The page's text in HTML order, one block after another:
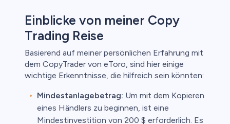
Einblicke von meiner Copy
Trading Reise
Basierend auf meiner persönlichen Erfahrung mit
dem CopyTrader von eToro, sind hier einige
wichtige Erkenntnisse, die hilfreich sein könnten:
Mindestanlagebetrag: Um mit dem Kopieren
eines Händlers zu beginnen, ist eine
Mindestinvestition von 200 $ erforderlich. Es